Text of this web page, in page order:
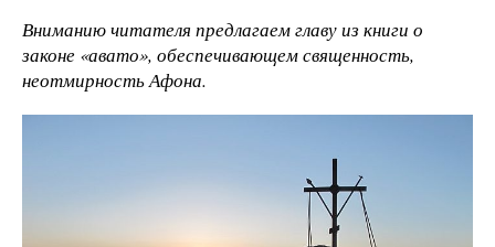
Вниманию читателя предлагаем главу из книги о
законе «авато», обеспечивающем священность,
неотмирность Афона.